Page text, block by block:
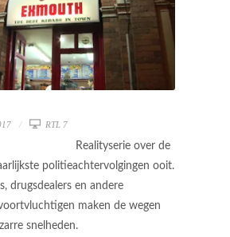
RTL 7
Realityserie over de
politieachtervolgingen ooit.
drugsdealers en andere
maken de wegen
snelheden.